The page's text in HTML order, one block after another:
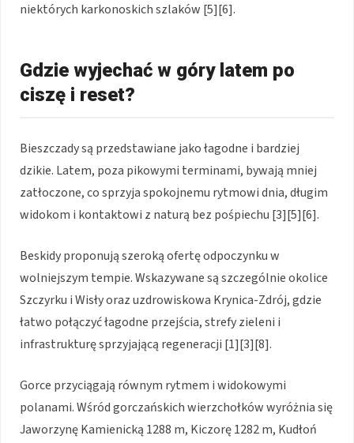
niektórych karkonoskich szlaków [5][6].
Gdzie wyjechać w góry latem po
ciszę i reset?
Bieszczady są przedstawiane jako łagodne i bardziej
dzikie. Latem, poza pikowymi terminami, bywają mniej
zatłoczone, co sprzyja spokojnemu rytmowi dnia, długim
widokom i kontaktowi z naturą bez pośpiechu [3][5][6].
Beskidy proponują szeroką ofertę odpoczynku w
wolniejszym tempie. Wskazywane są szczególnie okolice
Szczyrku i Wisły oraz uzdrowiskowa Krynica-Zdrój, gdzie
łatwo połączyć łagodne przejścia, strefy zieleni i
infrastrukturę sprzyjającą regeneracji [1][3][8].
Gorce przyciągają równym rytmem i widokowymi
polanami. Wśród gorczańskich wierzchołków wyróżnia się
Jaworzynę Kamienicką 1288 m, Kiczorę 1282 m, Kudłoń